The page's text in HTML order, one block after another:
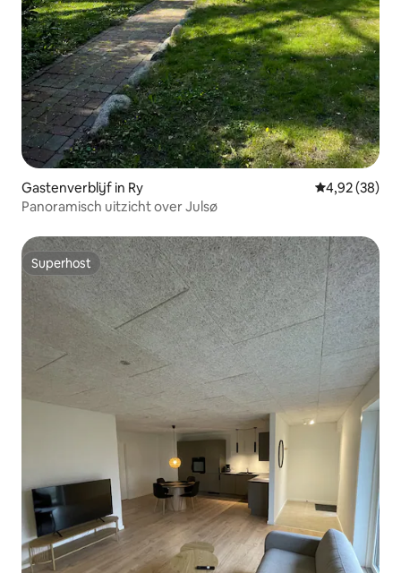
Gastenverblijf in Ry Gemiddelde
4,92 (38)
Panoramisch uitzicht over Julsø
Superhost
Superhost